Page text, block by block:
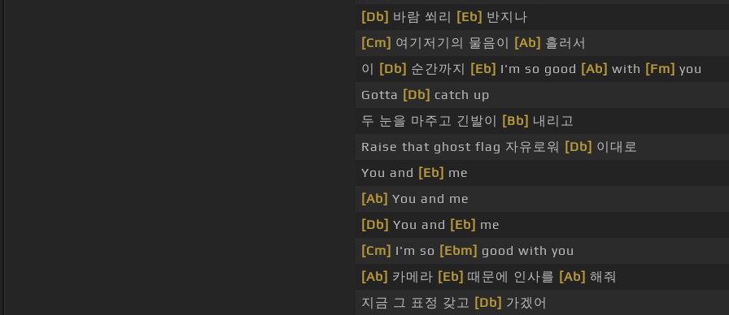
[Db] 바람 쐬리 [Eb] 반지나
[Cm] 여기저기의 물음이 [Ab] 흘러서
이
[Db] 순간까지 [Eb] I'm so good [Ab] with [Fm] you
Gotta [Db] catch up
두 눈을 마주고 긴발이
[Bb] 내리고
Raise that ghost flag 자유로워
[Db] 이대로
You and [Eb] me
[Ab] You and me
[Db] You and [Eb] me
[Cm] I'm so [Ebm] good with you
[Ab] 카메라 [Eb] 때문에 인사를 [Ab] 해줘
지금 그 표정 갖고 [Db] 가겠어